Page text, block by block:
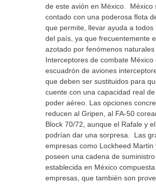
de este avión en México. México
contado con una poderosa flota
que permite, llevar ayuda a todos
del país, ya que frecuentemente
azotado por fenómenos naturales
Interceptores de combate México
escuadrón de aviones
que deben ser sustituidos para
cuente con una capacidad real
poder aéreo. Las opciones
reducen al Gripen, al FA-50
Block 70/72, aunque el Rafale y el
podrían dar una sorpresa. Las
empresas como Lockheed Martin
poseen una cadena de
establecida en México
empresas, que también son